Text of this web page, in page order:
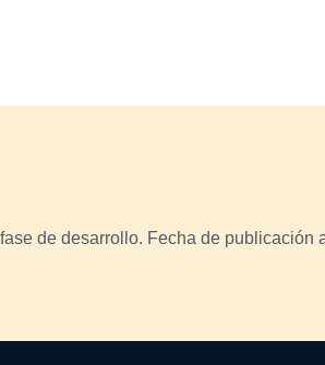
de desarrollo. Fecha de publicación